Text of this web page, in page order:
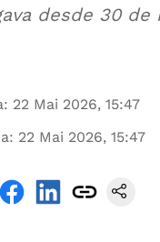
desde 30 de
: 22 Mai 2026, 15:47
: 22 Mai 2026, 15:47